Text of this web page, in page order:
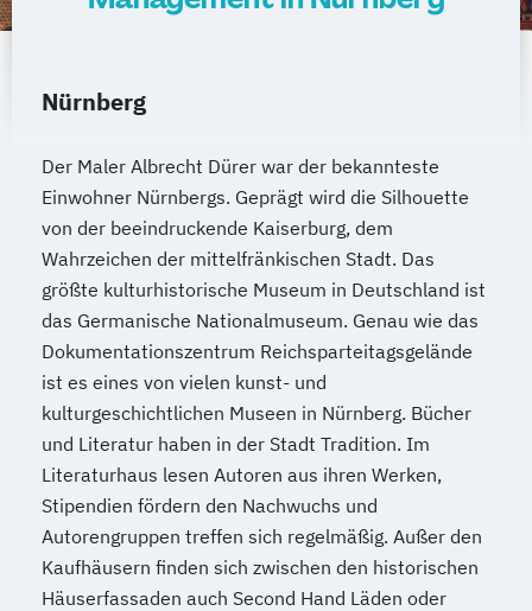
Nürnberg
Der Maler Albrecht Dürer war der bekannteste
Einwohner Nürnbergs. Geprägt wird die Silhouette
von der beeindruckende Kaiserburg, dem
Wahrzeichen der mittelfränkischen Stadt. Das
größte kulturhistorische Museum in Deutschland ist
das Germanische Nationalmuseum. Genau wie das
Dokumentationszentrum Reichsparteitagsgelände
ist es eines von vielen kunst- und
kulturgeschichtlichen Museen in Nürnberg. Bücher
und Literatur haben in der Stadt Tradition. Im
Literaturhaus lesen Autoren aus ihren Werken,
Stipendien fördern den Nachwuchs und
Autorengruppen treffen sich regelmäßig. Außer den
Kaufhäusern finden sich zwischen den historischen
Häuserfassaden auch Second Hand Läden oder